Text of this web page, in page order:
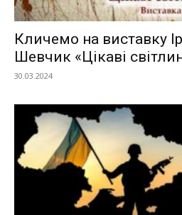
Кличемо на виставку
Шевчик «Цікаві
30.03.2024